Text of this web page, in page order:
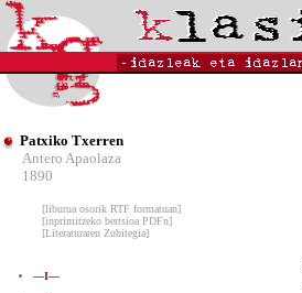
Patxiko Txerren
Antero Apaolaza
1890
[liburua osorik RTF formatuan]
[inprimitzeko bertsioa PDFn]
[Literaturaren Zubitegia]
—I—